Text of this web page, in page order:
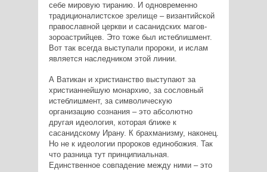
себе мировую тиранию. И одновременно
традиционалистское зрелище – византийской
православной церкви и сасанидских магов-
зороастрийцев. Это тоже был истеблишмент.
Вот так всегда выступали пророки, и ислам
является наследником этой линии.
А Ватикан и христианство выступают за
христианнейшую монархию, за сословный
истеблишмент, за символическую
организацию сознания – это абсолютно
другая идеология, которая ближе к
сасанидскому Ирану. К брахманизму, наконец.
Но не к идеологии пророков единобожия. Так
что разница тут принципиальная.
Единственное совпадение между ними – это